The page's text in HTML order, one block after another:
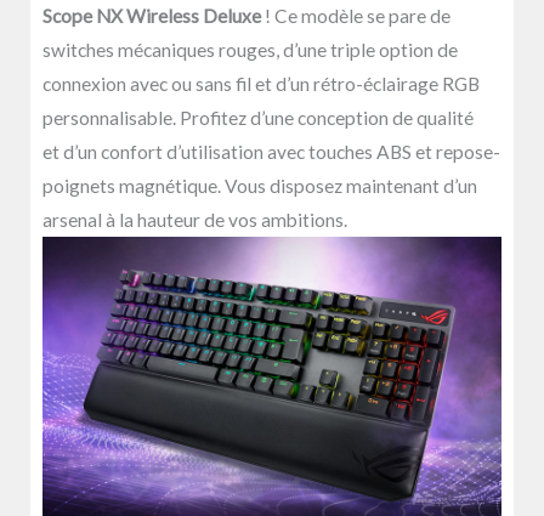
Scope NX Wireless Deluxe! Ce modèle se pare de
switches mécaniques rouges, d’une triple option de
connexion avec ou sans fil et d’un rétro-éclairage RGB
personnalisable. Profitez d’une conception de qualité
et d’un confort d’utilisation avec touches ABS et repose-
poignets magnétique. Vous disposez maintenant d’un
arsenal à la hauteur de vos ambitions.